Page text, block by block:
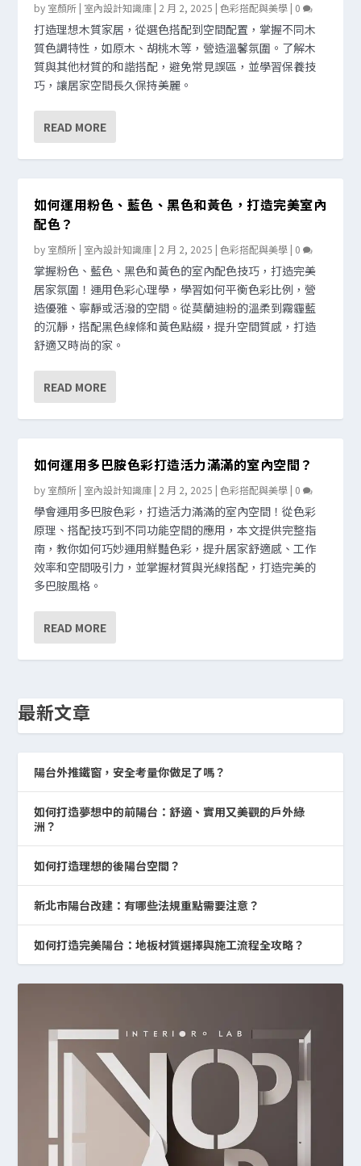
by 室顏所 | 室內設計知識庫 | 2 月 2, 2025 |色彩搭配與美學 | 0
打造理想木質家居，從選色搭配到空間配置，掌握不同木
質色調特性，如原木、胡桃木等，營造溫馨氛圍。了解木
質與其他材質的和諧搭配，避免常見誤區，並學習保養技
巧，讓居家空間長久保持美麗。
READ MORE
如何運用粉色、藍色、黑色和黃色，打造完美室內
配色？
by 室顏所 | 室內設計知識庫 | 2 月 2, 2025 |色彩搭配與美學 | 0
掌握粉色、藍色、黑色和黃色的室內配色技巧，打造完美
居家氛圍！運用色彩心理學，學習如何平衡色彩比例，營
造優雅、寧靜或活潑的空間。從莫蘭迪粉的溫柔到霧霾藍
的沉靜，搭配黑色線條和黃色點綴，提升空間質感，打造
舒適又時尚的家。
READ MORE
如何運用多巴胺色彩打造活力滿滿的室內空間？
by 室顏所 | 室內設計知識庫 | 2 月 2, 2025 |色彩搭配與美學 | 0
學會運用多巴胺色彩，打造活力滿滿的室內空間！從色彩
原理、搭配技巧到不同功能空間的應用，本文提供完整指
南，教你如何巧妙運用鮮豔色彩，提升居家舒適感、工作
效率和空間吸引力，並掌握材質與光線搭配，打造完美的
多巴胺風格。
READ MORE
最新文章
陽台外推鐵窗，安全考量你做足了嗎？
如何打造夢想中的前陽台：舒適、實用又美觀的戶外綠
洲？
如何打造理想的後陽台空間？
新北市陽台改建：有哪些法規重點需要注意？
如何打造完美陽台：地板材質選擇與施工流程全攻略？